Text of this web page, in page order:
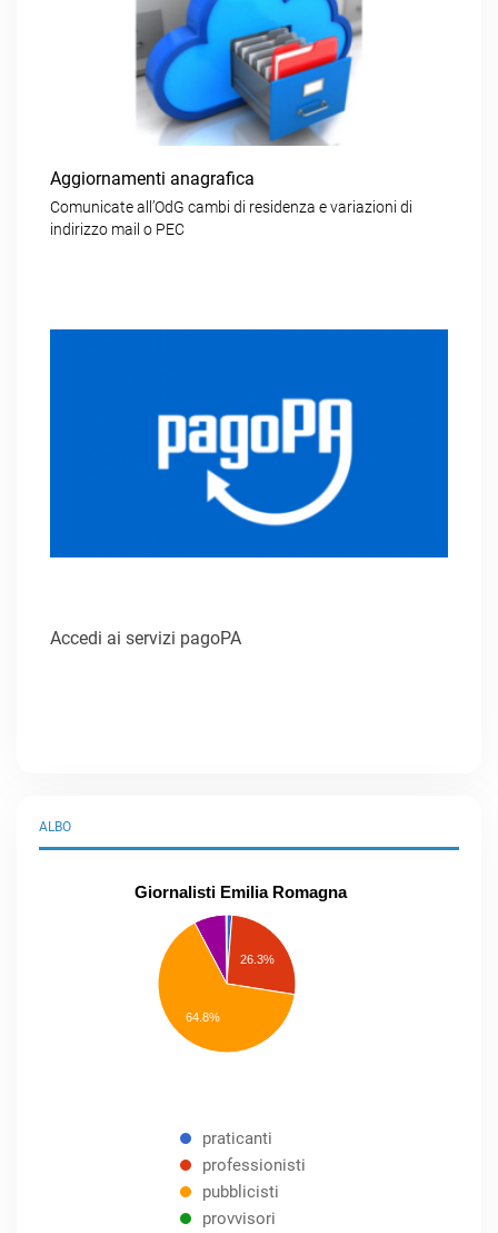
Aggiornamenti anagrafica
Comunicate all’OdG cambi di residenza e variazioni di
indirizzo mail o PEC
Accedi ai servizi pagoPA
ALBO
Giornalisti Emilia Romagna
26.3%
64.8%
praticanti
professionisti
pubblicisti
provvisori